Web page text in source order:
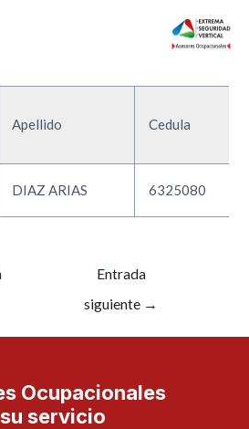
Apellido Cedula
DIAZ ARIAS 6325080
Entrada
siguiente →
Ocupacionales
servicio